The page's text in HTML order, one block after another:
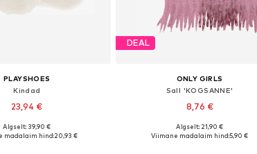
PLAYSHOES
Kindad
23,94 €
+ 2
suurused: XS-XL
Algselt: 39,90 €
madalaim hind:20,93 €
DEAL
ONLY GIRLS
Sall 'KOGSANNE'
8,76 €
Saadaolevad suurused: One Size
Algselt: 21,90 €
Viimane madalaim hind:5,90 €